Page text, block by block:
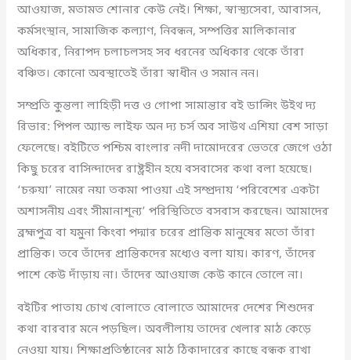
আওয়াজ, মতামত শোনার কেউ নেই। শিক্ষা, স্বাস্থ্যসেবা, আবাসন,
কর্মসংস্থান, সামাজিক কল্যাণ, নিবন্ধন, সম্পত্তির মালিকানার
অধিকার, নিরাপদ চলাচলসহ সব ধরনের অধিকার থেকে তাঁরা
বঞ্চিত। কোনো অবস্থাতেই তাঁরা স্বাধীন ও সমান নন।
সম্প্রতি কুন্তলা লাহিড়ী দত্ত ও গোপা সামান্তার বই ডান্সিং উইথ দ্য
রিভার: পিপল অ্যান্ড লাইফ অন দ্য চর্স অব সাউথ এশিয়া বেশ সাড়া
ফেলেছে। বইটিতে পশ্চিম বাংলার নদী দামোদরের ভেতরে জেগে ওঠা
কিছু চরের বাসিন্দাদের রাষ্ট্রহীন হয়ে বসবাসের কথা বলা হয়েছে।
‘চরুয়া’ নামের নয়া তকমা পাওয়া এই সম্প্রদায় ‘পরিবেশের একটা
অশাসনীয় এবং সীমানাশূন্য’ পরিস্থিতিতে বসবাস করছেন। আমাদের
ব্রহ্মপুত্র বা যমুনা কিংবা পদ্মার চরের প্রান্তিক মানুষের মতো তাঁরা
প্রান্তিক। তবে তাঁদের প্রান্তিকদের মধ্যেও বলা যায়। কারণ, তাঁদের
পাশে কেউ দাঁড়ায় না। তাঁদের আওয়াজ কেউ কানে তোলে না।
বইটির পাতায় চোখ বোলাতে বোলাতে আমাদের দেশের শিশুদের
কথা বারবার মনে পড়ছিল। অবলীলায় তাদের খেলার মাঠ কেড়ে
নেওয়া যায়। শিক্ষাপ্রতিষ্ঠানের মাঠ ঠিকাদারের কাছে বন্ধক রাখা